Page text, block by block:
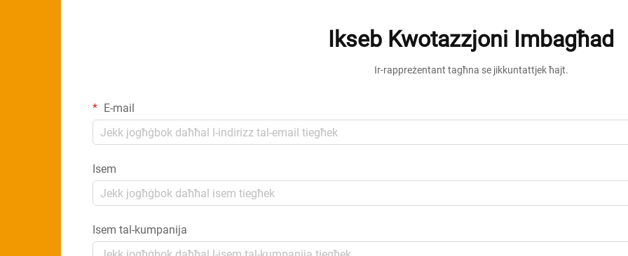
Ikseb Kwotazzjoni Imbagħad
Ir-rappreżentant tagħna se jikkuntattjek ħajt.
E-mail
Isem
Isem tal-kumpanija